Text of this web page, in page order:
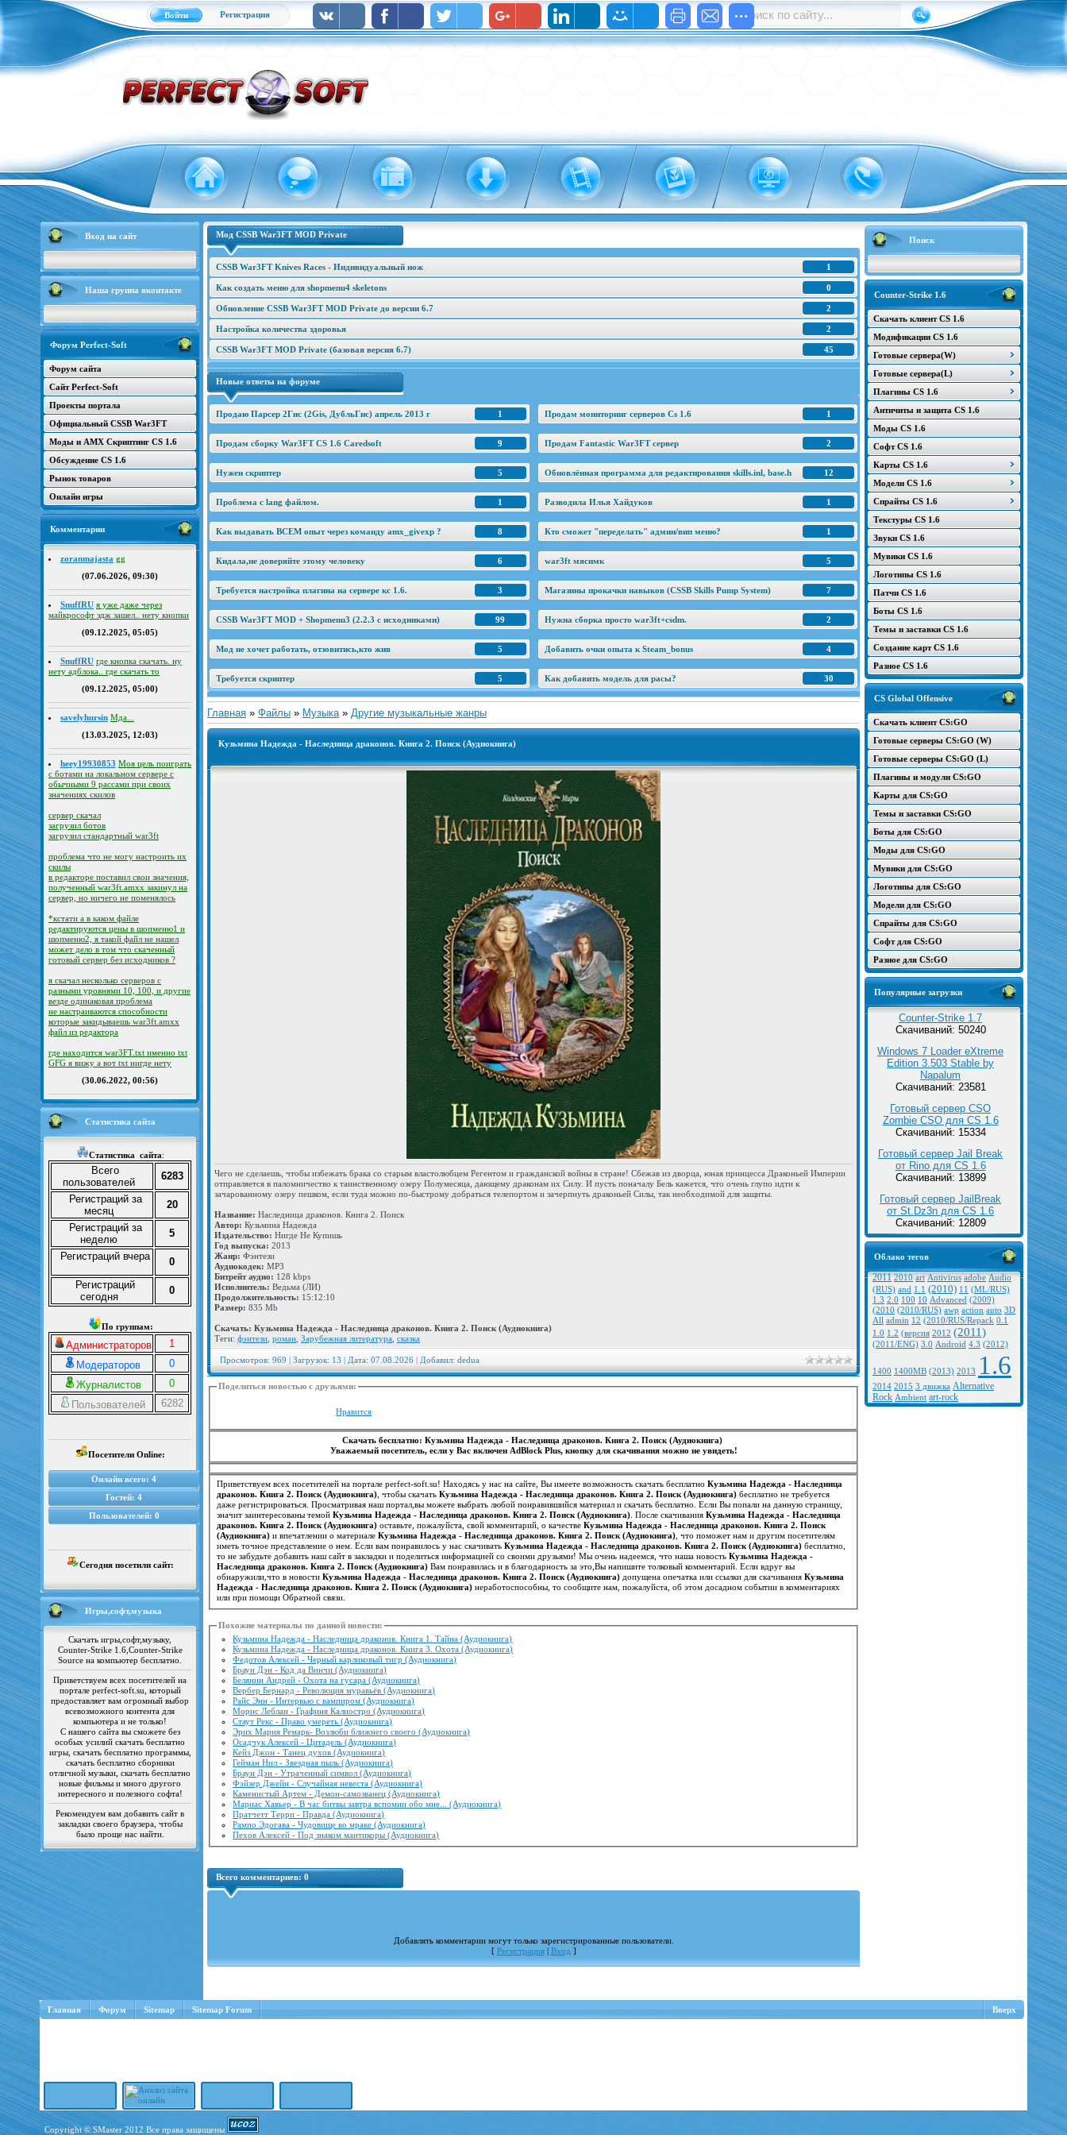
Войти Регистрация
Вход на сайт
Наша группа вконтакте
Форум Perfect-Soft
Форум сайта
Сайт Perfect-Soft
Проекты портала
Официальный CSSB War3FT
Моды и AMX Скриптинг CS 1.6
Обсуждение CS 1.6
Рынок товаров
Онлайн игры
Комментарии
zoranmajasta gg
(07.06.2026, 09:30)
SnuffRU я уже даже через
майкрософт эдж зашел.. нету кнопки
(09.12.2025, 05:05)
SnuffRU где кнопка скачать. ну
нету адблока.. где скачать то
(09.12.2025, 05:00)
savelyhursin Мда...
(13.03.2025, 12:03)
heey19930853 Моя цель поиграть
с ботами на локальном сервере с
обычными 9 рассами при своих
значениях скилов
сервер скачал
загрузил ботов
загрузил стандартный war3ft
проблема что не могу настроить их
скилы
в редакторе поставил свои значения,
полученный war3ft.amxx закинул на
сервер, но ничего не поменялось
*кстати а в каком файле
редактируются цены в шопменю1 и
шопменю2, я такой файл не нашел
может дело в том что скаченный
готовый сервер без исходников ?
я скачал несколько серверов с
разными уровнями 10, 100, и другие
везде одинаковая проблема
не настраиваются способности
которые закидываешь war3ft.amxx
файл из редактора
где находится war3FT.txt именно txt
GFG я вижу а вот txt нигде нету
(30.06.2022, 00:56)
Статистика сайта
Статистика сайта:
Всего
пользователей
6283
Регистраций за
месяц
20
Регистраций за
неделю
5
Регистраций вчера
0
Регистраций
сегодня
0
По группам:
Администраторов
1
Модераторов
0
Журналистов
0
Пользователей
6282
Посетители Online:
Онлайн всего: 4
Гостей: 4
Пользователей: 0
Сегодня посетили сайт:
Игры,софт,музыка
Скачать игры,софт,музыку,
Counter-Strike 1.6,Counter-Strike
Source на компьютер бесплатно.
Приветствуем всех посетителей на
портале perfect-soft.su, который
предоставляет вам огромный выбор
всевозможного контента для
компьютера и не только!
С нашего сайта вы сможете без
особых усилий скачать бесплатно
игры, скачать бесплатно программы,
скачать бесплатно сборники
отличной музыки, скачать бесплатно
новые фильмы и много другого
интересного и полезного софта!
Рекомендуем вам добавить сайт в
закладки своего браузера, чтобы
было проще нас найти.
Поиск
Counter-Strike 1.6
Скачать клиент CS 1.6
Модификации CS 1.6
Готовые сервера(W)
Готовые сервера(L)
Плагины CS 1.6
Античиты и защита CS 1.6
Моды CS 1.6
Софт CS 1.6
Карты CS 1.6
Модели CS 1.6
Спрайты CS 1.6
Текстуры CS 1.6
Звуки CS 1.6
Мувики CS 1.6
Логотипы CS 1.6
Патчи CS 1.6
Боты CS 1.6
Темы и заставки CS 1.6
Создание карт CS 1.6
Разное CS 1.6
CS Global Offensive
Скачать клиент CS:GO
Готовые серверы CS:GO (W)
Готовые серверы CS:GO (L)
Плагины и модули CS:GO
Карты для CS:GO
Темы и заставки CS:GO
Боты для CS:GO
Моды для CS:GO
Мувики для CS:GO
Логотипы для CS:GO
Модели для CS:GO
Спрайты для CS:GO
Софт для CS:GO
Разное для CS:GO
Популярные загрузки
Counter-Strike 1.7
Скачиваний: 50240
Windows 7 Loader eXtreme
Edition 3.503 Stable by
Napalum
Скачиваний: 23581
Готовый сервер CSO
Zombie CSO для CS 1.6
Скачиваний: 15334
Готовый сервер Jail Break
от Rino для CS 1.6
Скачиваний: 13899
Готовый сервер JailBreak
от St.Dz3n для CS 1.6
Скачиваний: 12809
Облако тегов
2011 2010 art Antivirus adobe Audio
(RUS) and 1.1 (2010) 11 (ML/RUS)
1.3 2.0 100 10 Advanced (2009)
(2010 (2010/RUS) awp action auto 3D
All admin 12 (2010/RUS/Repack 0.1
1.0 1.2 (версия 2012 (2011)
(2011/ENG) 3.0 Android 4.3 (2012)
1400 1400MB (2013) 2013 1.6
2014 2015 3 движка Alternative
Rock Ambient art-rock
Мод CSSB War3FT MOD Private
1
CSSB War3FT Knives Races - Индивидуальный нож
0
Как создать меню для shopmenu4 skeletons
2
Обновление CSSB War3FT MOD Private до версии 6.7
2
Настройка количества здоровья
45
CSSB War3FT MOD Private (базовая версия 6.7)
Новые ответы на форуме
1
Продаю Парсер 2Гис (2Gis, ДубльГис) апрель 2013 г 1
Продам мониторинг серверов Cs 1.6
9
Продам сборку War3FT CS 1.6 Caredsoft 2
Продам Fantastic War3FT сервер
5
Нужен скриптер 12
Обновлённая программа для редактирования skills.inl, base.h
1
Проблема с lang файлом. 1
Разводила Илья Хайдуков
8
Как выдавать ВСЕМ опыт через команду amx_givexp ? 1
Кто сможет "переделать" админ/вип меню?
6
Кидала,не доверяйте этому человеку 5
war3ft мяснмк
3
Требуется настройка плагина на сервере кс 1.6. 7
Магазины прокачки навыков (CSSB Skills Pump System)
99
CSSB War3FT MOD + Shopmenu3 (2.2.3 c исходниками) 2
Нужна сборка просто war3ft+csdm.
5
Мод не хочет работать, отзовитись,кто жив 4
Добавить очки опыта к Steam_bonus
5
Требуется скриптер 30
Как добавить модель для расы?
Главная » Файлы » Музыка » Другие музыкальные жанры
Кузьмина Надежда - Наследница драконов. Книга 2. Поиск (Аудиокнига)
Чего не сделаешь, чтобы избежать брака со старым властолюбцем Регентом и гражданской войны в стране! Сбежав из дворца, юная принцесса Драконьей Империи
отправляется в паломничество к таинственному озеру Полумесяца, дающему драконам их Силу. И пусть поначалу Бель кажется, что очень глупо идти к
зачарованному озеру пешком, если туда можно по-быстрому добраться телепортом и зачерпнуть драконьей Силы, так необходимой для защиты.
Название: Наследница драконов. Книга 2. Поиск
Автор: Кузьмина Надежда
Издательство: Нигде Не Купишь
Год выпуска: 2013
Жанр: Фэнтези
Аудиокодек: MP3
Битрейт аудио: 128 kbps
Исполнитель: Ведьма (ЛИ)
Продолжительность: 15:12:10
Размер: 835 Mb
Скачать: Кузьмина Надежда - Наследница драконов. Книга 2. Поиск (Аудиокнига)
Теги: фэнтези роман Зарубежная литература сказка
Просмотров: 969 | Загрузок: 13 | Дата: 07.08.2026 | Добавил: dedua
Поделиться новостью с друзьями:
Нравится
Скачать бесплатно: Кузьмина Надежда - Наследница драконов. Книга 2. Поиск (Аудиокнига)
Уважаемый посетитель, если у Вас включен AdBlock Plus, кнопку для скачивания можно не увидеть!
Приветствуем всех посетителей на портале perfect-soft.su! Находясь у нас на сайте, Вы имеете возможность скачать бесплатноКузьмина Надежда - Наследница
драконов. Книга 2. Поиск (Аудиокнига) , чтобы скачатьКузьмина Надежда - Наследница драконов. Книга 2. Поиск (Аудиокнига) бесплатно не требуется
даже регистрироваться. Просматривая наш портал,вы можете выбрать любой понравившийся материал и скачать бесплатно. Если Вы попали на данную страницу,
значит заинтересованы темойКузьмина Надежда - Наследница драконов. Книга 2. Поиск (Аудиокнига) . После скачиванияКузьмина Надежда - Наследница
драконов. Книга 2. Поиск (Аудиокнига) оставьте, пожалуйста, свой комментарий, о качествеКузьмина Надежда - Наследница драконов. Книга 2. Поиск
(Аудиокнига) и впечатлении о материалеКузьмина Надежда - Наследница драконов. Книга 2. Поиск (Аудиокнига) , что поможет нам и другим посетителям
иметь точное представление о нем. Если вам понравилось у нас скачиватьКузьмина Надежда - Наследница драконов. Книга 2. Поиск (Аудиокнига) бесплатно,
то не забудьте добавить наш сайт в закладки и поделиться информацией со своими друзьями! Мы очень надеемся, что наша новостьКузьмина Надежда -
Наследница драконов. Книга 2. Поиск (Аудиокнига) Вам понравилась и в благодарность за это,Вы напишите толковый комментарий. Если вдруг вы
обнаружили,что в новостиКузьмина Надежда - Наследница драконов. Книга 2. Поиск (Аудиокнига) допущена опечатка или ссылки для скачиванияКузьмина
Надежда - Наследница драконов. Книга 2. Поиск (Аудиокнига) неработоспособны, то сообщите нам, пожалуйста, об этом досадном событии в комментариях
или при помощи Обратной связи.
Похожие материалы по данной новости:
Кузьмина Надежда - Наследница драконов. Книга 1. Тайна (Аудиокнига)
Кузьмина Надежда - Наследница драконов. Книга 3. Охота (Аудиокнига)
Федотов Алексей - Черный карликовый тигр (Аудиокнига)
Браун Дэн - Код да Винчи (Аудиокнига)
Белянин Андрей - Охота на гусара (Аудиокнига)
Вербер Бернард - Революция муравьёв (Аудиокнига)
Райс Энн - Интервью с вампиром (Аудиокнига)
Морис Леблан - Графиня Калиостро (Аудиокнига)
Стаут Рекс - Право умереть (Аудиокнига)
Эрих Мария Ремарк- Возлюби ближнего своего (Аудиокнига)
Осадчук Алексей - Цитадель (Аудиокнига)
Кейз Джон - Танец духов (Аудиокнига)
Гейман Нил - Звездная пыль (Аудиокнига)
Браун Дэн - Утраченный символ (Аудиокнига)
Фэйзер Джейн - Случайная невеста (Аудиокнига)
Каменистый Артем - Демон-самозванец (Аудиокнига)
Мариас Хавьер - В час битвы завтра вспомни обо мне... (Аудиокнига)
Пратчетт Терри - Правда (Аудиокнига)
Рампо Эдогава - Чудовище во мраке (Аудиокнига)
Пехов Алексей - Под знаком мантикоры (Аудиокнига)
Всего комментариев: 0
Добавлять комментарии могут только зарегистрированные пользователи.
[ Регистрация| Вход ]
Главная Форум Sitemap Sitemap Forum Вверх
Copyright © SMaster 2012 Все права защищены